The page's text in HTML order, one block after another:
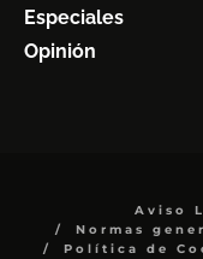
Especiales
Opinión
Aviso
Normas
Política de